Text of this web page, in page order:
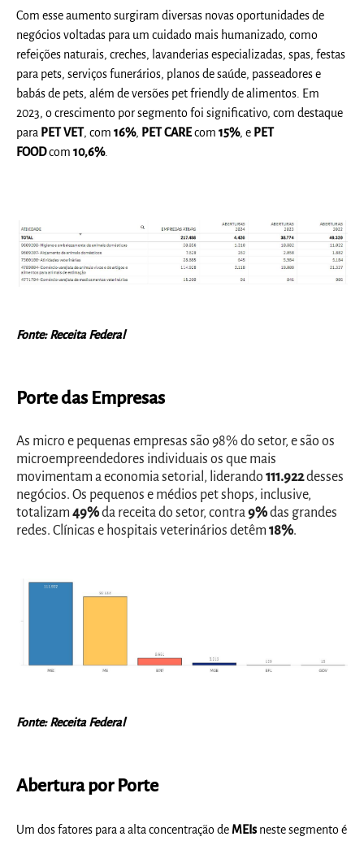
Com esse aumento surgiram diversas novas oportunidades de
negócios voltadas para um cuidado mais humanizado, como
refeições naturais, creches, lavanderias especializadas, spas, festas
para pets, serviços funerários, planos de saúde, passeadores e
babás de pets, além de versões pet friendly de alimentos. Em
2023, o crescimento por segmento foi significativo, com destaque
para PET VET, com16%, PET CAREcom15%, e PET
FOODcom10,6%.
Fonte: Receita Federal
Porte das Empresas
As micro e pequenas empresas são 98% do setor, e são os
microempreendedores individuais os que mais
movimentam a economia setorial, liderando111.922desses
negócios. Os pequenos e médios pet shops, inclusive,
totalizam49%da receita do setor, contra9%das grandes
redes. Clínicas e hospitais veterinários detêm18%.
Fonte: Receita Federal
Abertura por Porte
Um dos fatores para a alta concentração de MEIs neste segmento é